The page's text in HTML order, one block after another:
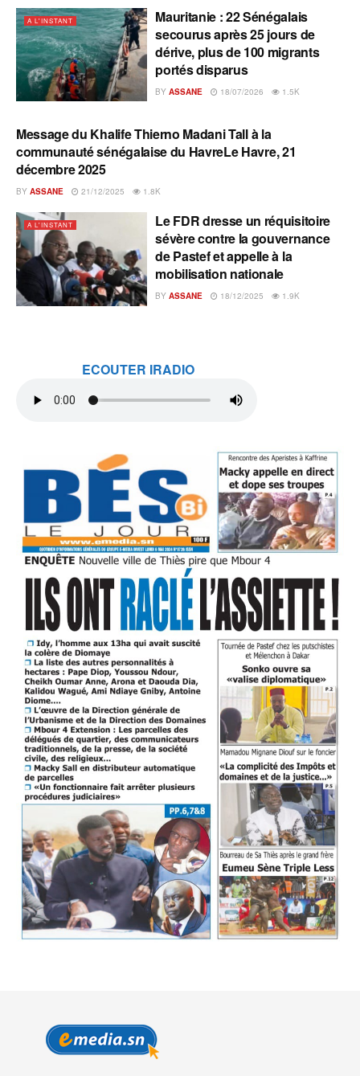
A L'INSTANT
Mauritanie : 22 Sénégalais
secourus après 25 jours de
dérive, plus de 100 migrants
portés disparus
BY ASSANE 18/07/2026 1.5K
A L'INSTANT
Message du Khalife Thierno Madani Tall à la
communauté sénégalaise du HavreLe Havre, 21
décembre 2025
BY ASSANE 21/12/2025 1.8K
A L'INSTANT
Le FDR dresse un réquisitoire
sévère contre la gouvernance
de Pastef et appelle à la
mobilisation nationale
BY ASSANE 18/12/2025 1.9K
ECOUTER IRADIO